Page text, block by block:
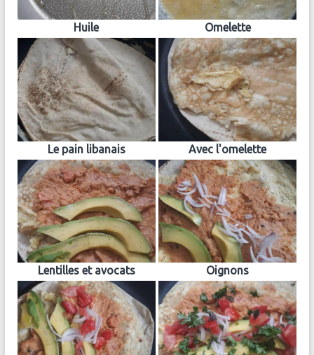
Huile Omelette
Le pain libanais Avec l'omelette
Lentilles et avocats Oignons